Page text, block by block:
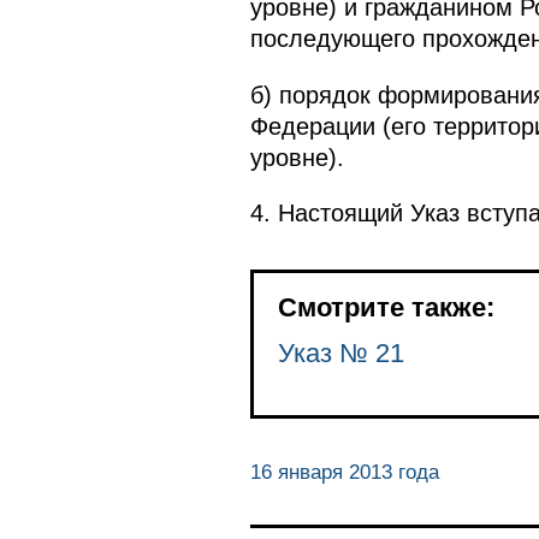
уровне) и гражданином
последующего
б) порядок
Федерации (его
уровне).
4. Настоящий Указ
Смотрите также:
Указ № 21
16 января 2013 года